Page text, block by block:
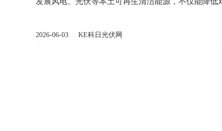
2026-06-03 KE科日光伏网